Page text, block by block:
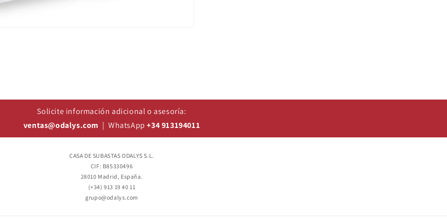
Solicite información adicional o asesoría:
ventas@odalys.com | WhatsApp+34 913194011
CASA DE SUBASTAS ODALYS S.L.
CIF: B85330496
28010 Madrid, España.
(+34) 913 19 40 11
grupo@odalys.com